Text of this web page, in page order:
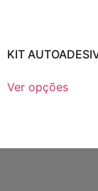
KIT
Ver opções